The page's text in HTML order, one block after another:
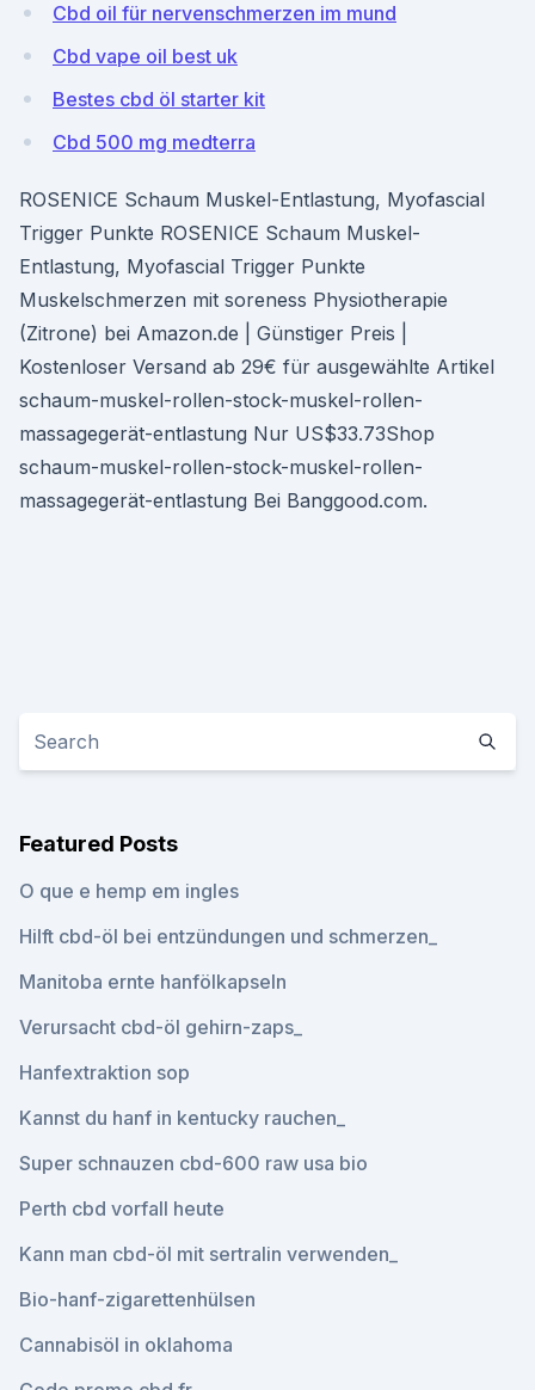
Cbd oil für nervenschmerzen im mund
Cbd vape oil best uk
Bestes cbd öl starter kit
Cbd 500 mg medterra
ROSENICE Schaum Muskel-Entlastung, Myofascial
Trigger Punkte ROSENICE Schaum Muskel-
Entlastung, Myofascial Trigger Punkte
Muskelschmerzen mit soreness Physiotherapie
(Zitrone) bei Amazon.de | Günstiger Preis |
Kostenloser Versand ab 29€ für ausgewählte Artikel
schaum-muskel-rollen-stock-muskel-rollen-
massagegerät-entlastung Nur US$33.73Shop
schaum-muskel-rollen-stock-muskel-rollen-
massagegerät-entlastung Bei Banggood.com.
Featured Posts
O que e hemp em ingles
Hilft cbd-öl bei entzündungen und schmerzen_
Manitoba ernte hanfölkapseln
Verursacht cbd-öl gehirn-zaps_
Hanfextraktion sop
Kannst du hanf in kentucky rauchen_
Super schnauzen cbd-600 raw usa bio
Perth cbd vorfall heute
Kann man cbd-öl mit sertralin verwenden_
Bio-hanf-zigarettenhülsen
Cannabisöl in oklahoma